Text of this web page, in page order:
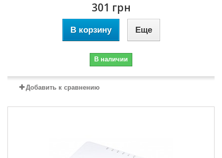
301 грн
В корзину Еще
В наличии
Добавить к сравнению